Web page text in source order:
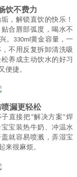
饮不费力
，解锁直饮的快乐！
合唇部弧度，喝水不
。 330ml黄金容量，一
不用反复拆卸清洗吸
养成主动饮水的好习
便捷。
喷漏更轻松
直接把“解决方案”焊
宝装热牛奶、冲温水
就容易喷溅，弄湿宝
来很麻烦。